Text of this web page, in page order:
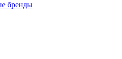
бренды